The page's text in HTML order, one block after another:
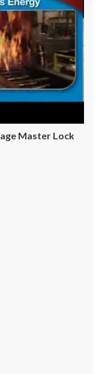
Master Lock